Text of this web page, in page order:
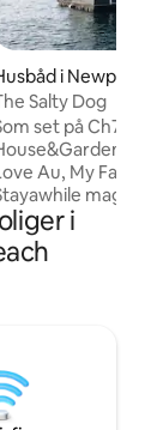
i Newport
Salty Dog
set på Ch7
Au, My
salt luft, lyden
der glitrer
inviterer dig
til at gå
til
i